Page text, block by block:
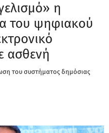
η
του ψηφιακού
ασθενή
του συστήματος δημόσιας